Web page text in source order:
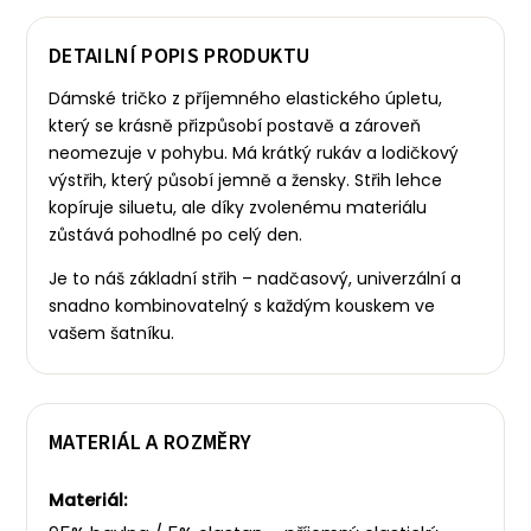
DETAILNÍ POPIS PRODUKTU
Dámské tričko z příjemného elastického úpletu,
který se krásně přizpůsobí postavě a zároveň
neomezuje v pohybu. Má krátký rukáv a lodičkový
výstřih, který působí jemně a žensky. Střih lehce
kopíruje siluetu, ale díky zvolenému materiálu
zůstává pohodlné po celý den.
Je to náš základní střih – nadčasový, univerzální a
snadno kombinovatelný s každým kouskem ve
vašem šatníku.
MATERIÁL A ROZMĚRY
Materiál: